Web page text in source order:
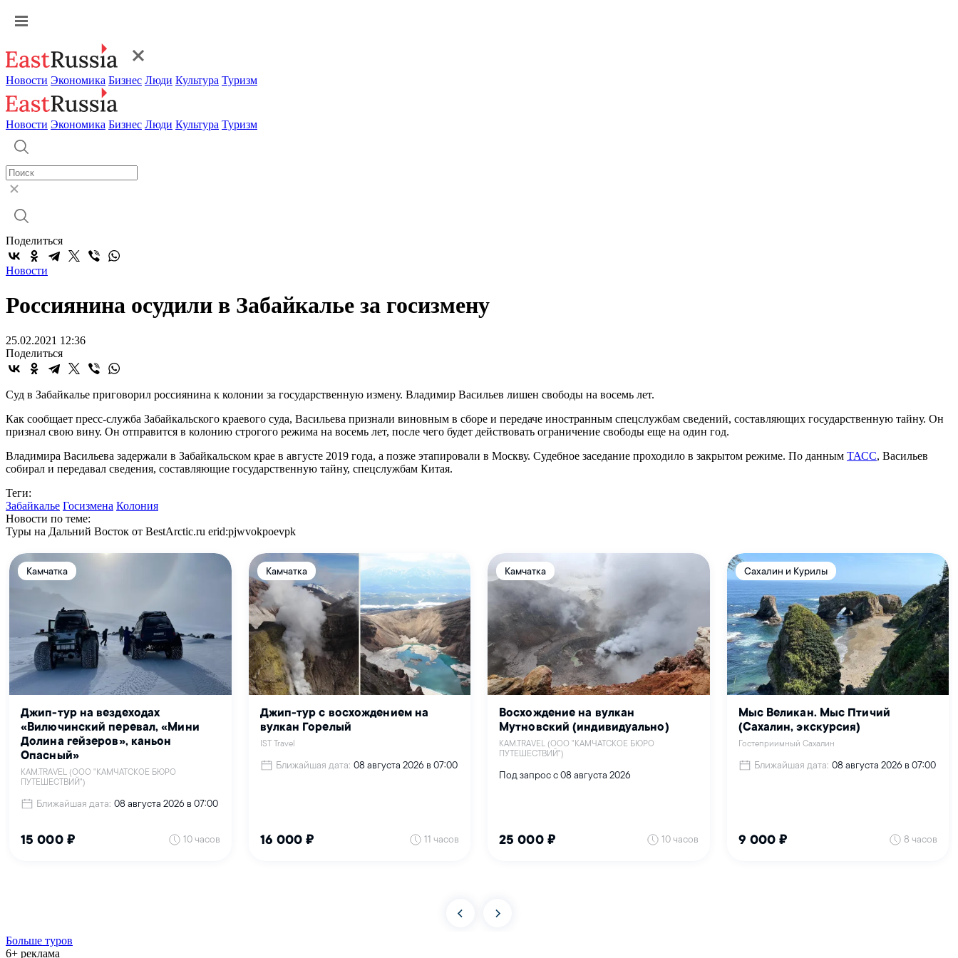
Новости Экономика Бизнес Люди Культура Туризм
Новости Экономика Бизнес Люди Культура Туризм
Поделиться
Новости
Россиянина осудили в Забайкалье за госизмену
25.02.2021 12:36
Поделиться
Суд в Забайкалье приговорил россиянина к колонии за государственную измену. Владимир Васильев лишен свободы на восемь лет.
Как сообщает пресс-служба Забайкальского краевого суда, Васильева признали виновным в сборе и передаче иностранным спецслужбам сведений, составляющих государственную тайну. Он
признал свою вину. Он отправится в колонию строгого режима на восемь лет, после чего будет действовать ограничение свободы еще на один год.
Владимира Васильева задержали в Забайкальском крае в августе 2019 года, а позже этапировали в Москву. Судебное заседание проходило в закрытом режиме. По данным ТАСС, Васильев
собирал и передавал сведения, составляющие государственную тайну, спецслужбам Китая.
Теги:
Забайкалье Госизмена Колония
Новости по теме:
Туры на Дальний Восток от BestArctic.ru erid:pjwvokpoevpk
Больше туров
6+ реклама